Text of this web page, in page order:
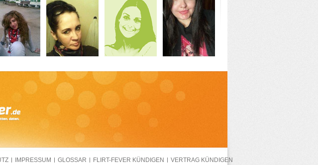
IMPRESSUM GLOSSAR FLIRT-FEVER KÜNDIGEN
VERTRAG KÜNDIGEN